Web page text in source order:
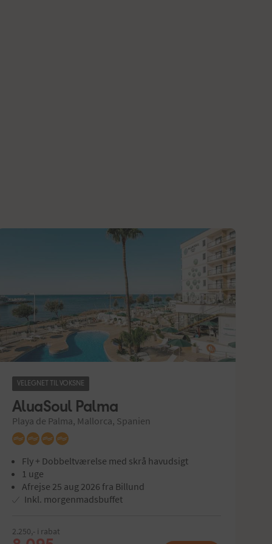
VELEGNET TIL VOKSNE
AluaSoul Palma
Playa de Palma, Mallorca, Spanien
Fly + Dobbeltværelse med skrå havudsigt
1 uge
Afrejse 25 aug 2026 fra Billund
Inkl. morgenmadsbuffet
2.250,- i rabat